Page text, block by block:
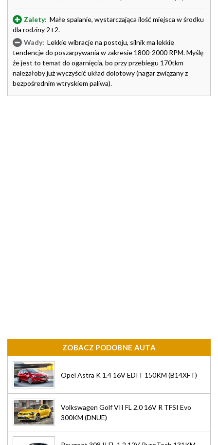
Zalety: Małe spalanie, wystarczająca ilość miejsca w środku
dla rodziny 2+2.
Wady: Lekkie wibracje na postoju, silnik ma lekkie
tendencje do poszarpywania w zakresie 1800-2000 RPM. Myślę
że jest to temat do ogarnięcia, bo przy przebiegu 170tkm
należałoby już wyczyścić układ dolotowy (nagar związany z
bezpośrednim wtryskiem paliwa).
ZOBACZ PODOBNE AUTA
Opel Astra K 1.4 16V EDIT 150KM (B14XFT)
Volkswagen Golf VII FL 2.0 16V R TFSI Evo
300KM (DNUE)